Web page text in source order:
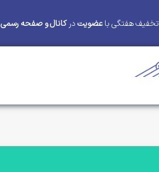
تخفیف هفتگی باعضویت در کانال و صفحه رسمی